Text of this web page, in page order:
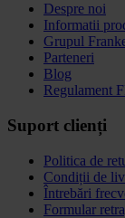
Despre noi
Informatii
Grupul
Parteneri
Blog
Regulament
Suport clienți
Politica de
Condiții de
Întrebări
Formular